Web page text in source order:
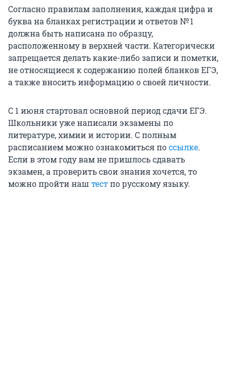
Согласно правилам заполнения, каждая цифра и
буква на бланках регистрации и ответов № 1
должна быть написана по образцу,
расположенному в верхней части. Категорически
запрещается делать какие-либо записи и пометки,
не относящиеся к содержанию полей бланков ЕГЭ,
а также вносить информацию о своей личности.
С 1 июня стартовал основной период сдачи ЕГЭ.
Школьники уже написали экзамены по
литературе, химии и истории. С полным
расписанием можно ознакомиться поссылке.
Если в этом году вам не пришлось сдавать
экзамен, а проверить свои знания хочется, то
можно пройти наш тестпо русскому языку.